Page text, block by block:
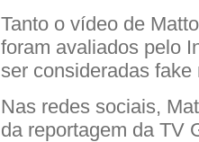
Tanto o vídeo de
foram avaliados pelo
ser consideradas fake
Nas redes sociais,
da reportagem da TV